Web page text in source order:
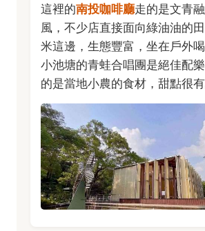
這裡的南投咖啡廳走的是文青
風，不少店直接面向綠油油的
米這邊，生態豐富，坐在戶外
小池塘的青蛙合唱團是絕佳配
的是當地小農的食材，甜點很有